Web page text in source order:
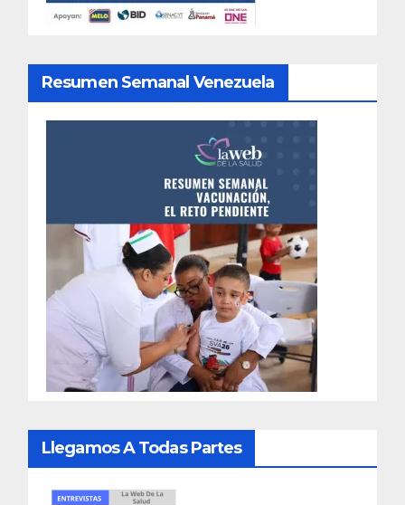
Resumen Semanal Venezuela
Llegamos A Todas Partes